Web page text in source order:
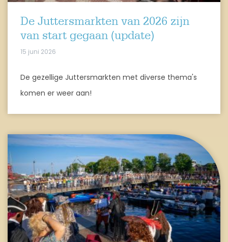
De Juttersmarkten van 2026 zijn
van start gegaan (update)
15 juni 2026
De gezellige Juttersmarkten met diverse thema's
komen er weer aan!